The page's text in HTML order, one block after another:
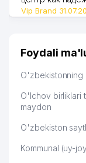
51 AGRO
54
55
Vip Brand
Foydali
O'zbekistonning
O'lchov birliklari
maydon
O'zbekiston
Kommunal (uy-